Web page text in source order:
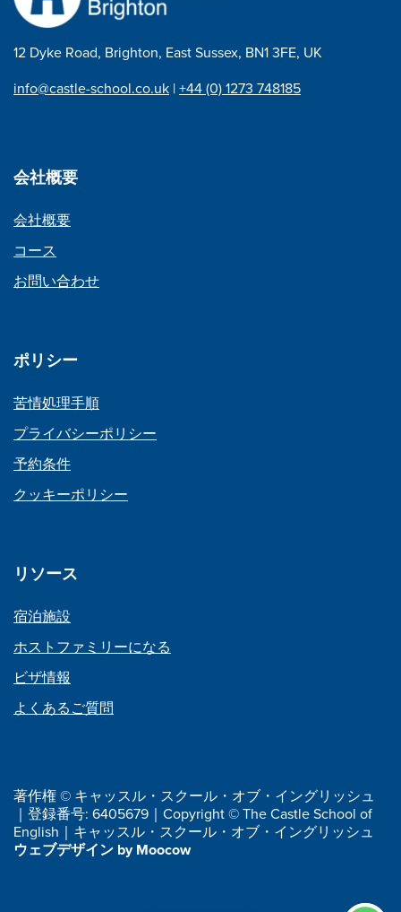
ー
シ
ョ
12 Dyke Road, Brighton, East Sussex, BN1 3FE, UK
info@castle-school.co.uk |+44 (0) 1273 748185
会社概要
会社概要
コース
お問い合わせ
ポリシー
苦情処理手順
プライバシーポリシー
予約条件
クッキーポリシー
リソース
宿泊施設
ホストファミリーになる
ビザ情報
よくあるご質問
著作権 © キャッスル・スクール・オブ・イングリッシュ
｜登録番号: 6405679｜Copyright © The Castle School of
English｜キャッスル・スクール・オブ・イングリッシュ
ウェブデザイン by Moocow